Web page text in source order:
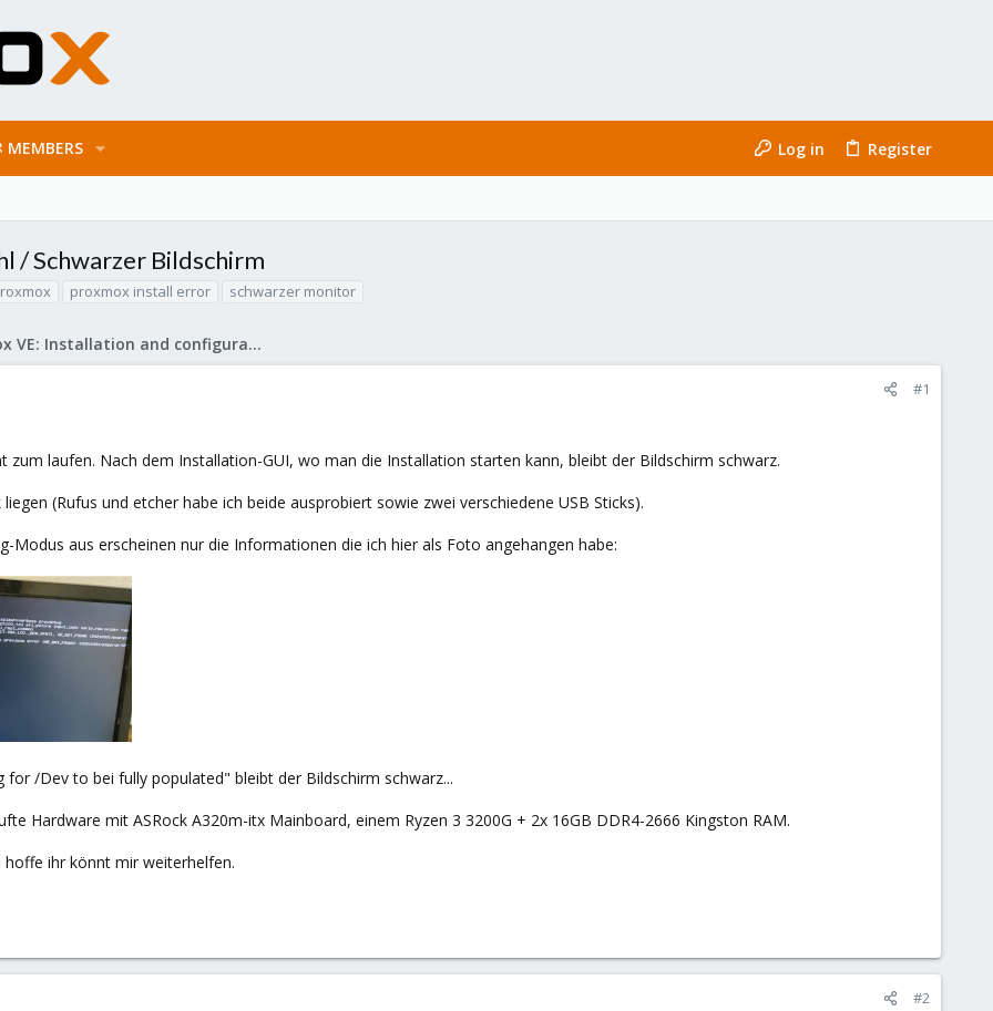
MEMBERS Log in Register
/ Schwarzer Bildschirm
proxmox install error schwarzer monitor
Proxmox VE: Installation and configuration
#1
zum laufen. Nach dem Installation-GUI, wo man die Installation starten kann, bleibt der Bildschirm schwarz.
(Rufus und etcher habe ich beide ausprobiert sowie zwei verschiedene USB Sticks).
Modus aus erscheinen nur die Informationen die ich hier als Foto angehangen habe:
for /Dev to bei fully populated" bleibt der Bildschirm schwarz...
Hardware mit ASRock A320m-itx Mainboard, einem Ryzen 3 3200G + 2x 16GB DDR4-2666 Kingston RAM.
ihr könnt mir weiterhelfen.
#2